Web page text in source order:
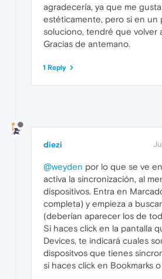
agradecería, ya que me
estéticamente, pero si en un
soluciono, tendré que volver
Gracias de antemano.
1 Reply
diezi
@weyden por lo que se ve
activa la sincronización, al
dispositivos. Entra en
completa) y empieza a
(deberían aparecer los de
Si haces click en la pantalla
Devices, te indicará cuales
dispositvos que tienes
si haces click en Bookmarks